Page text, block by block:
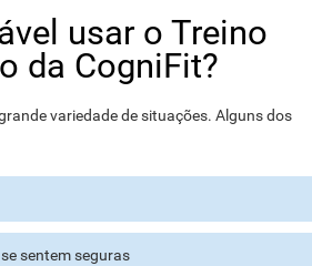
usar o Treino
da CogniFit?
variedade de situações. Alguns dos
sentem seguras